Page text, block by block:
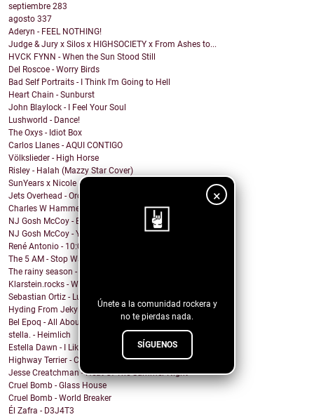
×
Únete a la comunidad rockera y
no te pierdas nada.
SÍGUENOS
septiembre 283
agosto 337
Aderyn - FEEL NOTHING!
Judge & Jury x Silos x HIGHSOCIETY x From Ashes to...
HVCK FYNN - When the Sun Stood Still
Del Roscoe - Worry Birds
Bad Self Portraits - I Think I'm Going to Hell
Heart Chain - Sunburst
John Blaylock - I Feel Your Soul
Lushworld - Dance!
The Oxys - Idiot Box
Carlos Llanes - AQUI CONTIGO
Völkslieder - High Horse
Risley - Halah (Mazzy Star Cover)
SunYears x Nicole Atkins - The Body
Jets Overhead - Ordinary Dreamers
Charles W Hammell Jr – Dragonfly
NJ Gosh McCoy - Breakfast (Remix by NJ Gosh McCoy)
NJ Gosh McCoy - You're My Girl But You're My Man (...
René Antonio - 10:00 PM
The 5 AM - Stop Wait A Minute
The rainy season - In This Moment
Klarstein.rocks - When I'm Burning Matches
Sebastian Ortiz - Lust Fun Love
Hyding From Jekyll - Along The Line
Bel Epoq - All About You
stella. - Heimlich
Estella Dawn - I Like It Rough
Highway Terrier - Covid Blues
Jesse Creatchman - Heat Of The Summer Night
Cruel Bomb - Glass House
Cruel Bomb - World Breaker
Él Zafra - D3J4T3